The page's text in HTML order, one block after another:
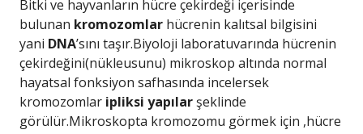
Bitki ve hayvanların hücre çekirdeği içerisinde
bulunan kromozomlar hücrenin kalıtsal bilgisini
yani DNA’sını taşır.Biyoloji laboratuvarında hücrenin
çekirdeğini(nükleusunu) mikroskop altında normal
hayatsal fonksiyon safhasında incelersek
kromozomlar ipliksi yapılarşeklinde
görülür.Mikroskopta kromozomu görmek için ,hücre